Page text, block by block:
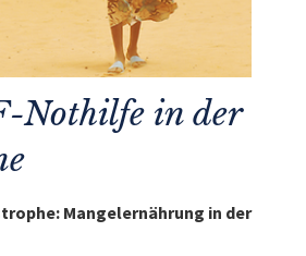
Nothilfe in der
Mangelernährung in der